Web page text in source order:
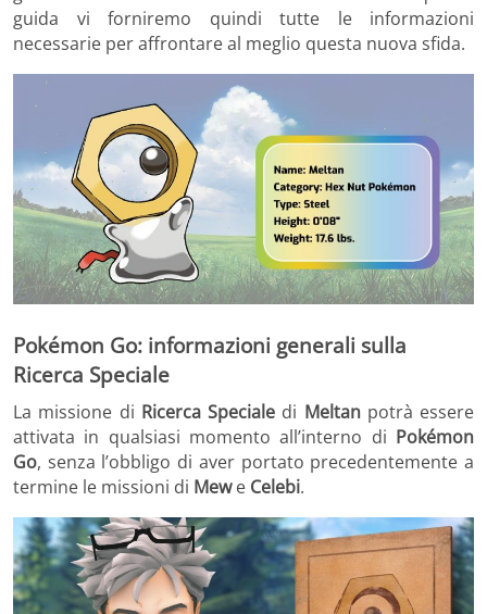
guida vi forniremo quindi tutte le informazioni
necessarie per affrontare al meglio questa nuova sfida.
Pokémon Go: informazioni generali sulla
Ricerca Speciale
La missione di Ricerca Speciale di Meltanpotrà essere
attivata in qualsiasi momento all’interno di Pokémon
Go, senza l’obbligo di aver portato precedentemente a
termine le missioni di Mewe Celebi.